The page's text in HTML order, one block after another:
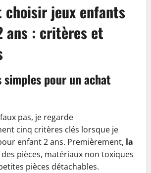
choisir jeux enfants
ans : critères et
simples pour un achat
pas, je regarde
cinq critères clés lorsque je
enfant 2 ans. Premièrement, la
des pièces, matériaux non toxiques
pièces détachables.